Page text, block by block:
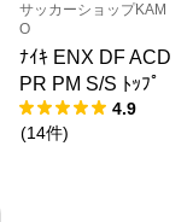
サッカーショップKAM
O
ﾅｲｷ ENX DF ACD
PR PM S/S ﾄｯﾌﾟ
4.9
(14件)